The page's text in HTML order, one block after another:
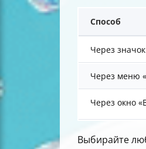
Способ
Через
Через меню
Через окно
Выбирайте